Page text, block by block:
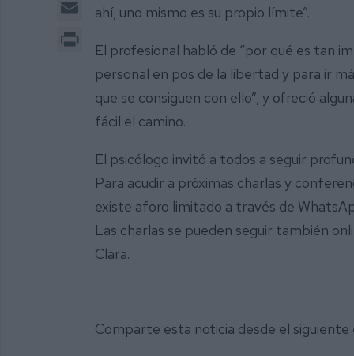
ahí, uno mismo es su propio límite”.
El profesional habló de “por qué es tan
personal en pos de la libertad y para ir
que se consiguen con ello”, y ofreció
fácil el camino.
El psicólogo invitó a todos a seguir
Para acudir a próximas charlas y
existe aforo limitado a través de
Las charlas se pueden seguir también
Clara.
Comparte esta noticia desde el siguiente